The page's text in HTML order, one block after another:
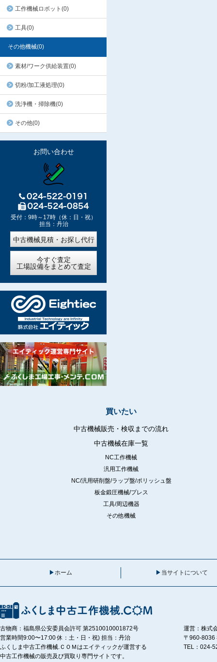
工作機械ロボット(0)
工具(0)
その他機械(0)
素材/ワーク供給装置(0)
切粉/加工液処理(0)
洗浄機・掃除機(0)
その他(0)
お問い合わせ
受付：9時～17時（休：日・祝）
担当：丹治
中古機械見積・お探し代行
今すぐ査定
工場設備をまとめて査定
買いたい
中古機械販売・検収までの流れ
中古機械在庫一覧
NC工作機械
汎用工作機械
NC/汎用研削盤/ラップ盤/ポリッシュ盤
板金鍛圧機械/プレス
工具/周辺機器
その他機械
ホーム 当サイトについて
古物商：福島県公安委員会許可 第2510010001872号
営業時間9:00〜17:00 休：土・日・祝) 担当：丹治
ふくしま中古工作機械.ＣＯＭはエイティックが運営する
中古工作機械の販売及び買取り専門サイトです。
運営：株式
〒960-8036
TEL：024-